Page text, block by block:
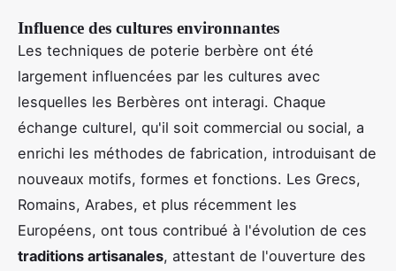
Influence des cultures environnantes
Les techniques de poterie berbère ont été
largement influencées par les cultures avec
lesquelles les Berbères ont interagi. Chaque
échange culturel, qu'il soit commercial ou social, a
enrichi les méthodes de fabrication, introduisant de
nouveaux motifs, formes et fonctions. Les Grecs,
Romains, Arabes, et plus récemment les
Européens, ont tous contribué à l'évolution de ces
traditions artisanales, attestant de l'ouverture des